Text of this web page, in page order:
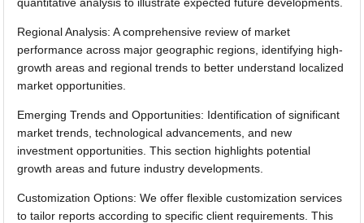
Regional Analysis: A comprehensive review of market
performance across major geographic regions, identifying high-
growth areas and regional trends to better understand localized
market opportunities.
Emerging Trends and Opportunities: Identification of significant
market trends, technological advancements, and new
investment opportunities. This section highlights potential
growth areas and future industry developments.
Customization Options: We offer flexible customization services
to tailor reports according to specific client requirements. This